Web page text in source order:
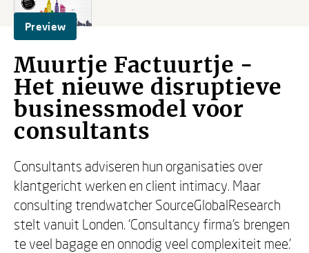
Preview
Muurtje Factuurtje -
Het nieuwe disruptieve
businessmodel voor
consultants
Consultants adviseren hun organisaties over
klantgericht werken en client intimacy. Maar
consulting trendwatcher SourceGlobalResearch
stelt vanuit Londen. ‘Consultancy firma’s brengen
te veel bagage en onnodig veel complexiteit mee.’